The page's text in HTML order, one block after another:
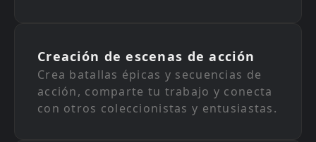
Creación de escenas de acción
Crea batallas épicas y secuencias de
acción, comparte tu trabajo y conecta
con otros coleccionistas y entusiastas.